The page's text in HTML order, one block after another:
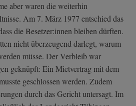
aber waren die weiterhin
Am 7. März 1977 entschied das
die Besetzer:innen bleiben dürften.
nicht überzeugend darlegt, warum
müsse. Der Verbleib war
geknüpft: Ein Mietvertrag mit dem
geschlossen werden. Zudem
durch das Gericht untersagt. Im